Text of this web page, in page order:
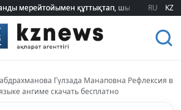
мерейтойымен құттықтап, шығармашылық
мерейтойымен құттықтап, шығармашылық
RU KZ
Гүлзада Манаповна Рефлексия в
ангиме скачать бесплатно